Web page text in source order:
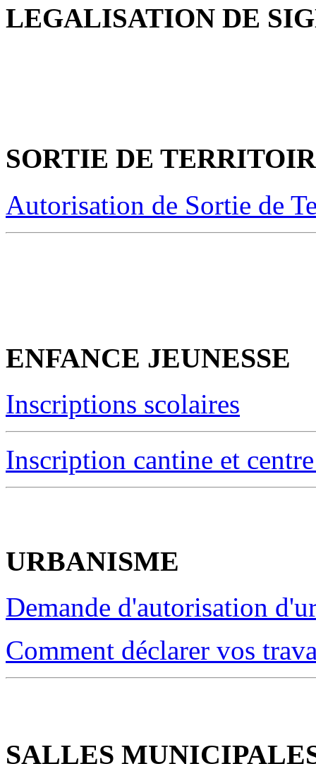
LEGALISATION DE
SORTIE DE
Autorisation de Sortie de
ENFANCE JEUNESSE
Inscriptions scolaires
Inscription cantine et
URBANISME
Demande d'autorisation
Comment déclarer vos
SALLES